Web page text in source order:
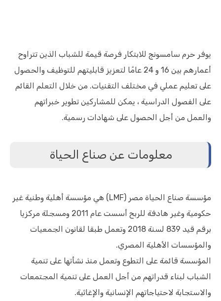
يوفر حرم سامسونج للابتكار فرصة قيمة للشباب الذين تتراوح
أعمارهم بين 16 و 24 عامًا لتعزيز قابليتهم للتوظيف والحصول
على تعليم عملي في مختلف التقنيات. من خلال التعلم القائم
على الفصول الدراسية ، يمكن للمشاركين تطوير خبراتهم
والعمل من أجل الحصول على شهادات رسمية.
معلومات عن صناع الحياة
مؤسسة صناع الحياة مصر (LMF) هي مؤسسة أهلية وطنية غير
حكومية وغير هادفة للربح أسست عام 2011 ومسجلة مركزيا
برقم قيد 839 لسنة 2018 وتعمل طبقا لقانون الجمعيات
والمؤسسات الأهلية المصري.
المؤسسة قائمة على التطوع وتعمل منذ نشأتها على تنمية
الشباب لبناء قدراتهم من أجل العمل على تنمية المجتمعات
والاستجابة لاحتياجاتهم الإنسانية والإغاثية.